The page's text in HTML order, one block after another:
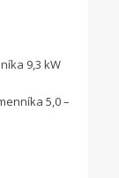
9,3 kW
5,0 –